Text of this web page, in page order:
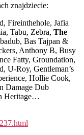
znajdziecie:
Fireinthehole, Jafia
Tabu, Zebra, The
Bas Tajpan &
Anthony B, Busy
Fatty, Groundation,
U-Roy, Gentleman’s
Hollie Cook,
Damage Dub
Heritage…